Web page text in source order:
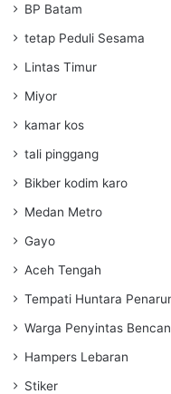
BP Batam
tetap Peduli Sesama
Lintas Timur
Miyor
kamar kos
tali pinggang
Bikber kodim karo
Medan Metro
Gayo
Aceh Tengah
Tempati Huntara
Warga Penyintas
Hampers Lebaran
Stiker